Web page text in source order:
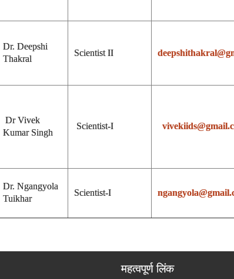
Dr. Deepshi
Thakral
Scientist II
Dr Vivek
Kumar Singh
Scientist-I
Dr. Ngangyola
Tuikhar
Scientist-I
महत्वपूर्ण लिंक